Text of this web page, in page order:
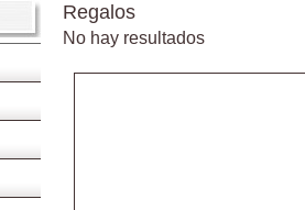
Regalos
No hay resultados